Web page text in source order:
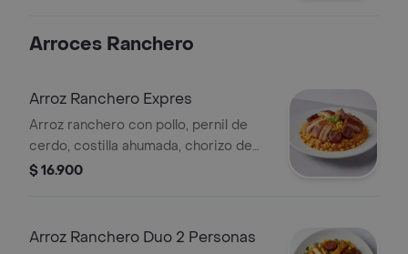
Arroces Ranchero
Arroz Ranchero Expres
Arroz ranchero con pollo, pernil de
cerdo, costilla ahumada, chorizo de
ternera y maíz tierno.
$ 16.900
Arroz Ranchero Duo 2 Personas